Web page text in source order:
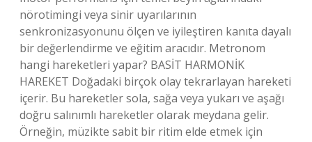
nörotimingi veya sinir uyarılarının
senkronizasyonunu ölçen ve iyileştiren kanıta dayalı
bir değerlendirme ve eğitim aracıdır. Metronom
hangi hareketleri yapar? BASİT HARMONİK
HAREKET Doğadaki birçok olay tekrarlayan hareketi
içerir. Bu hareketler sola, sağa veya yukarı ve aşağı
doğru salınımlı hareketler olarak meydana gelir.
Örneğin, müzikte sabit bir ritim elde etmek için